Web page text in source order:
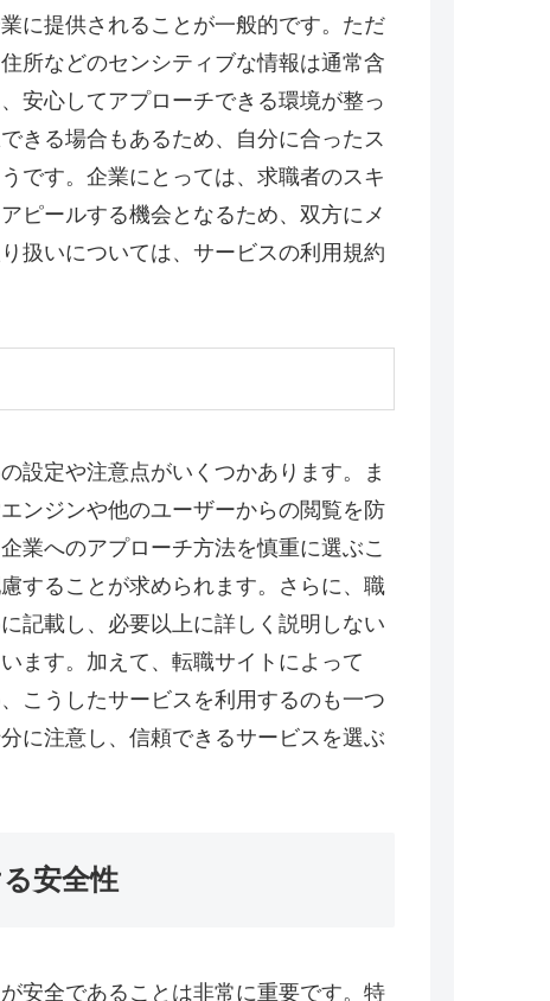
に提供されることが一般的です。ただ
所などのセンシティブな情報は通常含
安心してアプローチできる環境が整っ
きる場合もあるため、自分に合ったス
です。企業にとっては、求職者のスキ
ピールする機会となるため、双方にメ
扱いについては、サービスの利用規約
設定や注意点がいくつかあります。ま
ンジンや他のユーザーからの閲覧を防
業へのアプローチ方法を慎重に選ぶこ
することが求められます。さらに、職
記載し、必要以上に詳しく説明しない
ます。加えて、転職サイトによって
こうしたサービスを利用するのも一つ
に注意し、信頼できるサービスを選ぶ
安全性
安全であることは非常に重要です。特